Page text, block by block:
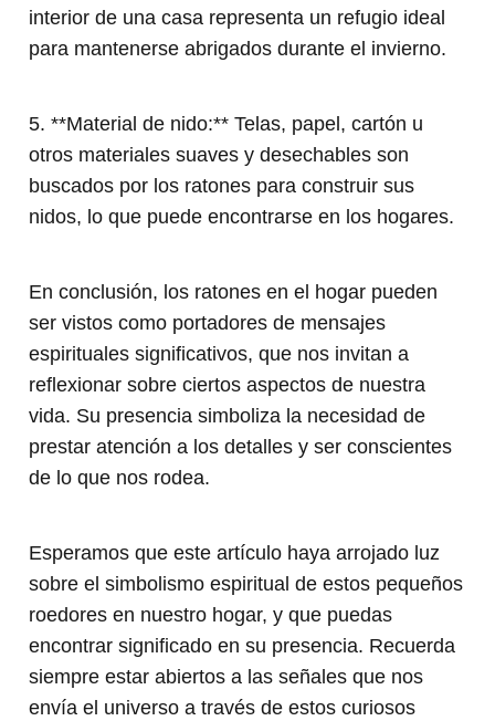
interior de una casa representa un refugio ideal
para mantenerse abrigados durante el invierno.
5. **Material de nido:** Telas, papel, cartón u
otros materiales suaves y desechables son
buscados por los ratones para construir sus
nidos, lo que puede encontrarse en los hogares.
En conclusión, los ratones en el hogar pueden
ser vistos como portadores de mensajes
espirituales significativos, que nos invitan a
reflexionar sobre ciertos aspectos de nuestra
vida. Su presencia simboliza la necesidad de
prestar atención a los detalles y ser conscientes
de lo que nos rodea.
Esperamos que este artículo haya arrojado luz
sobre el simbolismo espiritual de estos pequeños
roedores en nuestro hogar, y que puedas
encontrar significado en su presencia. Recuerda
siempre estar abiertos a las señales que nos
envía el universo a través de estos curiosos